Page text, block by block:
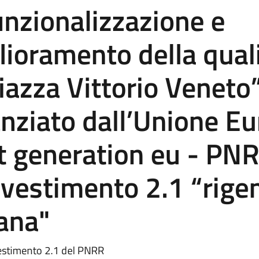
e
della
Vittorio
dall’Unione
generation eu -
2.1
2.1 del PNRR